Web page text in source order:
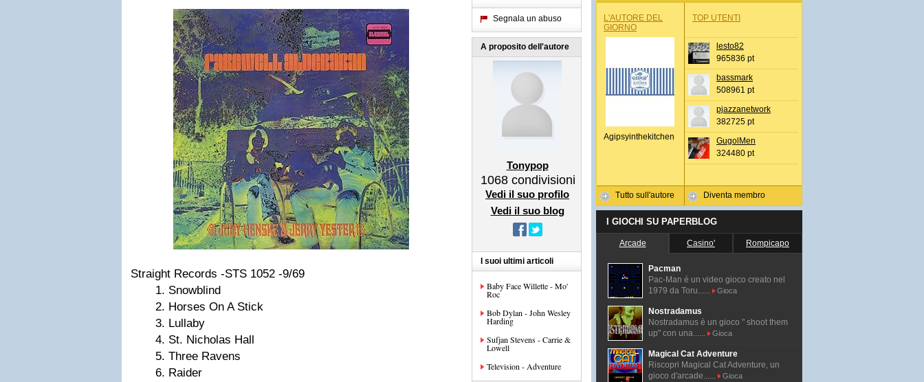
Straight Records -STS 1052 -9/69
Snowblind
Horses On A Stick
Lullaby
St. Nicholas Hall
Three Ravens
Raider
Segnala un abuso
A proposito dell'autore
Tonypop
1068 condivisioni
Vedi il suo profilo
Vedi il suo blog
I suoi ultimi articoli
Baby Face Willette - Mo'
Roc
Bob Dylan - John Wesley
Harding
Sufjan Stevens - Carrie &
Lowell
Television - Adventure
L'AUTORE DEL
GIORNO
Agipsyinthekitchen
Tutto sull'autore
TOP UTENTI
lesto82
965836 pt
bassmark
508961 pt
pjazzanetwork
382725 pt
GugolMen
324480 pt
Diventa membro
I GIOCHI SU PAPERBLOG
Arcade Casino' Rompicapo
Pacman
Pac-Man é un video gioco creato nel
1979 da Toru......
Gioca
Nostradamus
Nostradamus è un gioco " shoot them
up" con una......
Gioca
Magical Cat Adventure
Riscopri Magical Cat Adventure, un
gioco d'arcade......
Gioca